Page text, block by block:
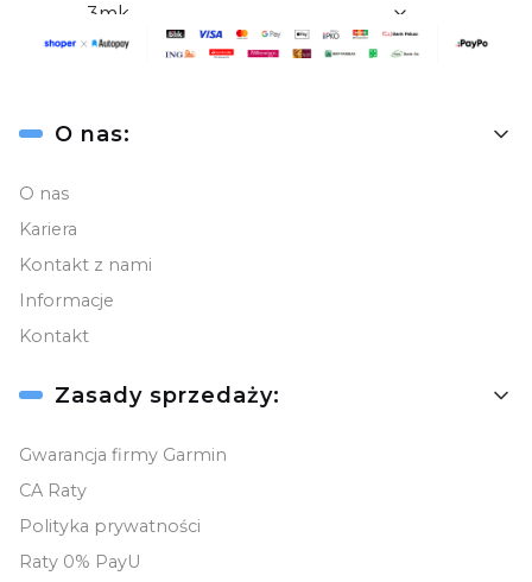
3mk
FUSION
KAMERY SAMOCHODOWE
Pulsoksymetry
AKCESORIA
MAPY I APLIKACJE
Linki w stopce
O nas:
O nas
Kariera
Kontakt z nami
Informacje
Kontakt
Zasady sprzedaży:
Gwarancja firmy Garmin
CA Raty
Polityka prywatności
Raty 0% PayU